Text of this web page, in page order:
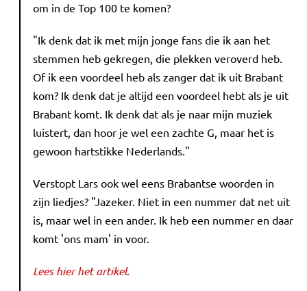
om in de Top 100 te komen?
"Ik denk dat ik met mijn jonge fans die ik aan het
stemmen heb gekregen, die plekken veroverd heb.
Of ik een voordeel heb als zanger dat ik uit Brabant
kom? Ik denk dat je altijd een voordeel hebt als je uit
Brabant komt. Ik denk dat als je naar mijn muziek
luistert, dan hoor je wel een zachte G, maar het is
gewoon hartstikke Nederlands."
Verstopt Lars ook wel eens Brabantse woorden in
zijn liedjes? "Jazeker. Niet in een nummer dat net uit
is, maar wel in een ander. Ik heb een nummer en daar
komt 'ons mam' in voor.
Lees hier het artikel.